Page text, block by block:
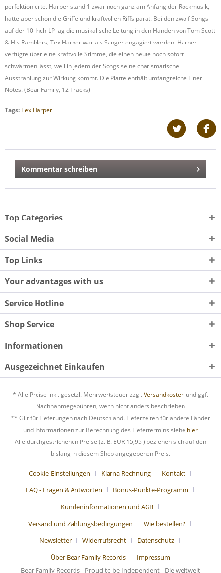
perfektionierte. Harper stand 1 zwar noch ganz am Anfang der Rockmusik,
hatte aber schon die Griffe und kraftvollen Riffs parat. Bei den zwölf Songs
auf der 10-Inch-LP lag die musikalische Leitung in den Händen von Tom Scott
& His Ramblers, Tex Harper war als Sänger engagiert worden. Harper
verfügte über eine kraftvolle Stimme, die einen heute noch sofort
schwärmen lässt, weil in jedem der Songs seine charismatische
Ausstrahlung zur Wirkung kommt. Die Platte enthält umfangreiche Liner
Notes. (Bear Family, 12 Tracks)
Tags:Tex Harper
Kommentar schreiben
Top Categories
Social Media
Top Links
Your advantages with us
Service Hotline
Shop Service
Informationen
Ausgezeichnet Einkaufen
* Alle Preise inkl. gesetzl. Mehrwertsteuer zzgl. Versandkosten und ggf.
Nachnahmegebühren, wenn nicht anders beschrieben
** Gilt für Lieferungen nach Deutschland. Lieferzeiten für andere Länder
und Informationen zur Berechnung des Liefertermins siehe hier
Alle durchgestrichenen Preise (z. B. EUR15,95) beziehen sich auf den
bislang in diesem Shop angegebenen Preis.
Cookie-Einstellungen Klarna Rechnung
Kontakt
FAQ - Fragen & Antworten
Bonus-Punkte-Programm
Kundeninformationen und AGB
Versand und Zahlungsbedingungen
Wie bestellen?
Newsletter
Widerrufsrecht
Datenschutz
Über Bear Family Records
Impressum
Bear Family Records - Proud to be Independent - Die weltweit